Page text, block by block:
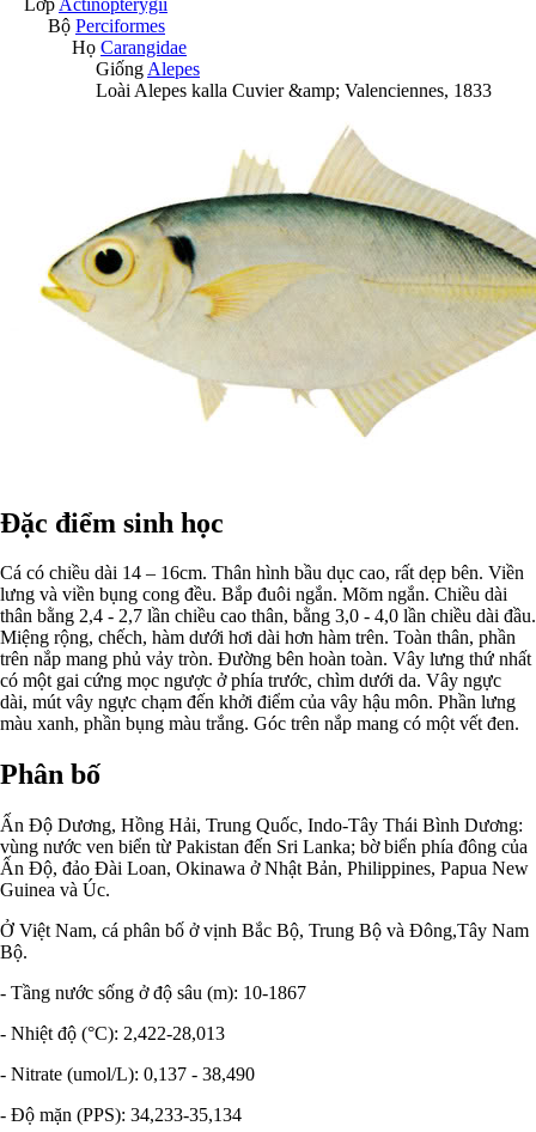
Bộ Perciformes
Họ Carangidae
Giống Alepes
Loài Alepes kalla Cuvier &amp; Valenciennes, 1833
Đặc điểm sinh học
Cá có chiều dài 14 – 16cm. Thân hình bầu dục cao, rất dẹp bên. Viền
lưng và viền bụng cong đều. Bắp đuôi ngắn. Mõm ngắn. Chiều dài
thân bằng 2,4 - 2,7 lần chiều cao thân, bằng 3,0 - 4,0 lần chiều dài đầu.
Miệng rộng, chếch, hàm dưới hơi dài hơn hàm trên. Toàn thân, phần
trên nắp mang phủ vảy tròn. Đường bên hoàn toàn. Vây lưng thứ nhất
có một gai cứng mọc ngược ở phía trước, chìm dưới da. Vây ngực
dài, mút vây ngực chạm đến khởi điểm của vây hậu môn. Phần lưng
màu xanh, phần bụng màu trắng. Góc trên nắp mang có một vết đen.
Phân bố
Ấn Độ Dương, Hồng Hải, Trung Quốc, Indo-Tây Thái Bình Dương:
vùng nước ven biển từ Pakistan đến Sri Lanka; bờ biển phía đông của
Ấn Độ, đảo Đài Loan, Okinawa ở Nhật Bản, Philippines, Papua New
Guinea và Úc.
Ở Việt Nam, cá phân bố ở vịnh Bắc Bộ, Trung Bộ và Đông,Tây Nam
Bộ.
- Tầng nước sống ở độ sâu (m): 10-1867
- Nhiệt độ (°C): 2,422-28,013
- Nitrate (umol/L): 0,137 - 38,490
- Độ mặn (PPS): 34,233-35,134